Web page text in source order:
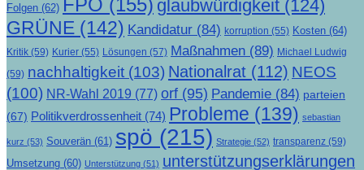
Folgen (62) FPÖ (155) glaubwürdigkeit (124)
GRÜNE (142) Kandidatur (84) korruption (55) Kosten (64)
Kritik (59) Kurier (55) Lösungen (57) Maßnahmen (89) Michael Ludwig
(59) nachhaltigkeit (103) Nationalrat (112) NEOS
(100) NR-Wahl 2019 (77) orf (95) Pandemie (84) parteien
(67) Politikverdrossenheit (74) Probleme (139) sebastian
kurz (53) Souverän (61) spö (215) Strategie (52) transparenz (59)
Umsetzung (60) Unterstützung (51) unterstützungserklärungen